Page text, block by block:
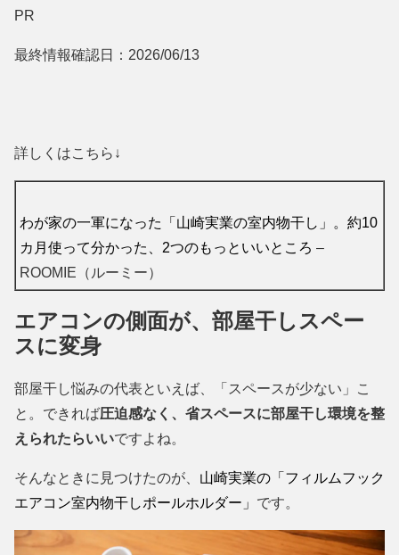
PR
最終情報確認日：2026/06/13
詳しくはこちら↓
わが家の一軍になった「山崎実業の室内物干し」。約10
カ月使って分かった、2つのもっといいところ –
ROOMIE（ルーミー）
エアコンの側面が、部屋干しスペー
スに変身
部屋干し悩みの代表といえば、「スペースが少ない」こ
と。できれば圧迫感なく、省スペースに部屋干し環境を整
えられたらいいですよね。
そんなときに見つけたのが、 山崎実業の「フィルムフック
エアコン室内物干しポールホルダー」 です。